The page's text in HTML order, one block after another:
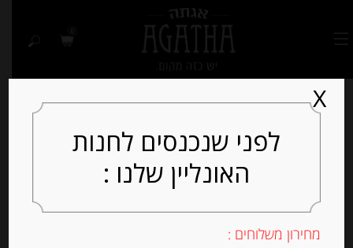
לפני שנכנסים לחנות
האונליין שלנו :
מחירון משלוחים :
X